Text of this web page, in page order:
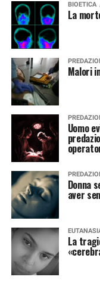
BIOETICA
La
Malori
Uomo
Donna
aver
La